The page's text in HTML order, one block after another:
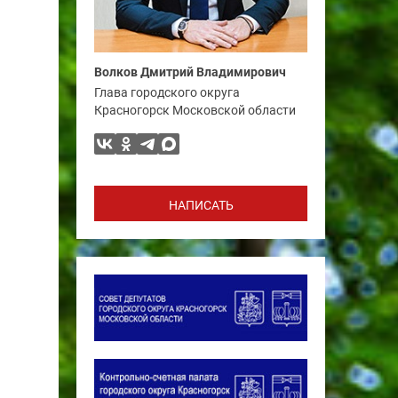
Волков Дмитрий Владимирович
Глава городского округа
Красногорск Московской области
НАПИСАТЬ